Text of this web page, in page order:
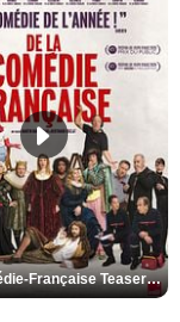
De la Comédie-Française Teaser VF